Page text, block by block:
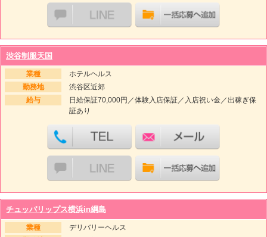
渋谷制服天国
業種
ホテルヘルス
勤務地
渋谷区近郊
給与
日給保証70,000円／体験入店保証／入店祝い金／出稼ぎ保
証あり
チュッパリップス横浜in綱島
業種
デリバリーヘルス